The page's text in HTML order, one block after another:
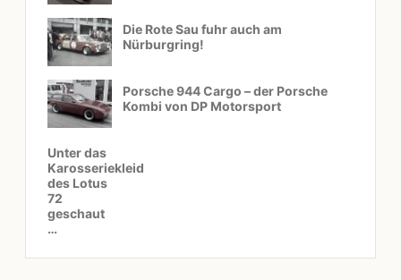
Die Rote Sau fuhr auch am
Nürburgring!
Porsche 944 Cargo – der Porsche
Kombi von DP Motorsport
Unter das
Karosseriekleid
des Lotus
72
geschaut
…